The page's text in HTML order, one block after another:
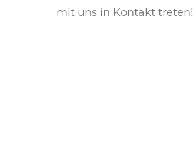
mit uns in Kontakt treten!